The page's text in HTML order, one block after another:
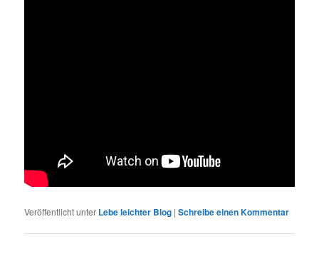
Veröffentlicht unter Lebe leichter Blog |Schreibe einen Kommentar